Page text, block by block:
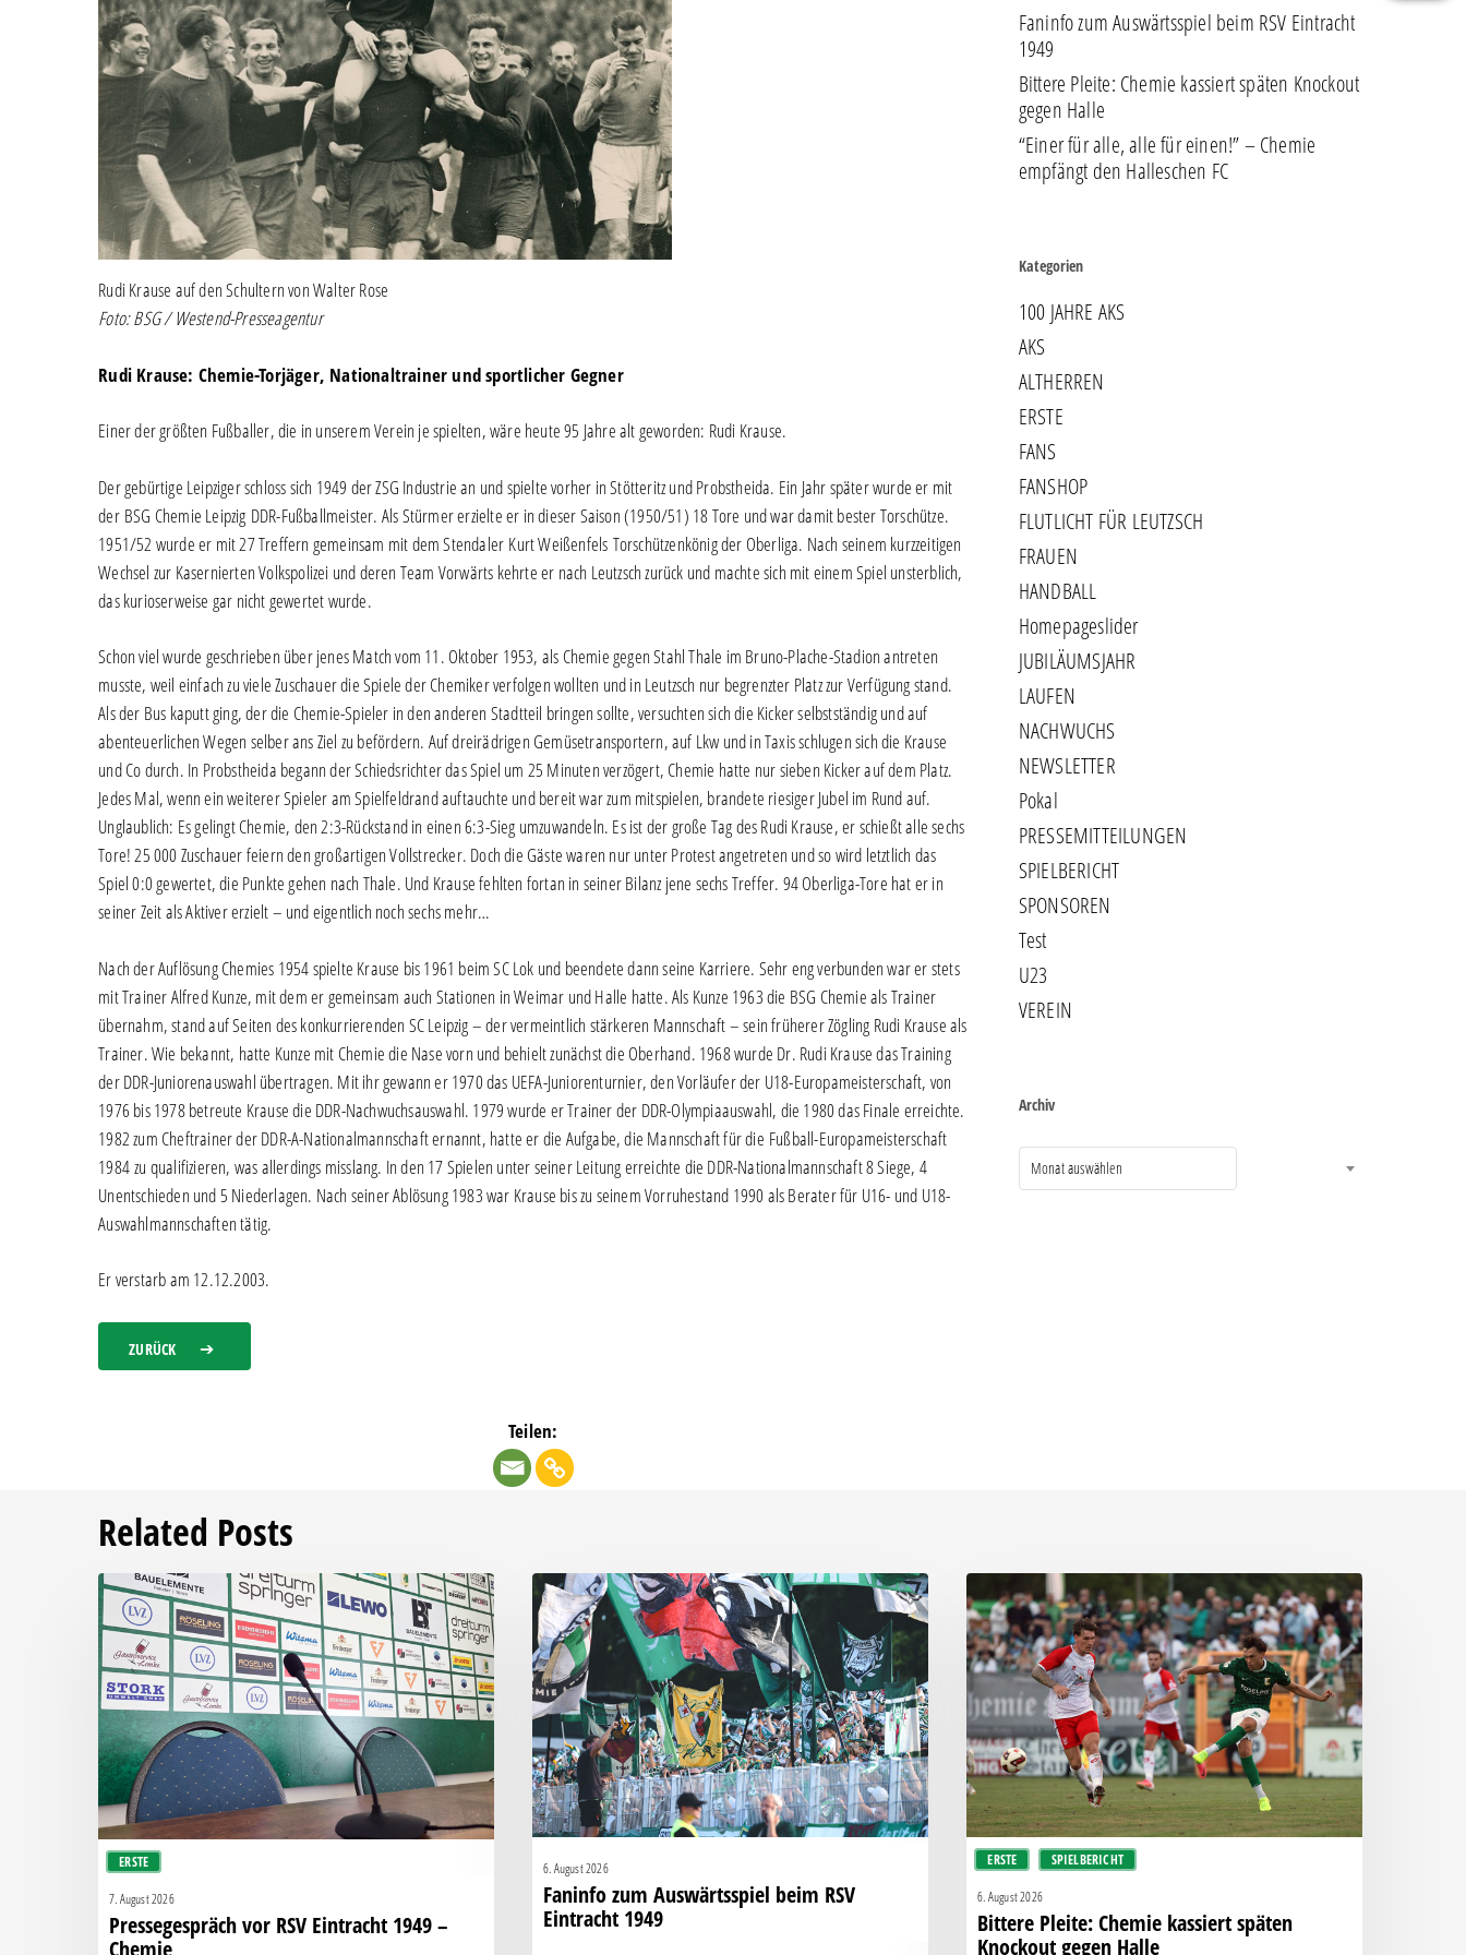
Rudi Krause auf den Schultern von Walter Rose
Foto: BSG / Westend-Presseagentur
Rudi Krause: Chemie-Torjäger, Nationaltrainer und sportlicher Gegner
Einer der größten Fußballer, die in unserem Verein je spielten, wäre heute 95 Jahre alt geworden: Rudi Krause.
Der gebürtige Leipziger schloss sich 1949 der ZSG Industrie an und spielte vorher in Stötteritz und Probstheida. Ein Jahr später wurde er mit
der BSG Chemie Leipzig DDR-Fußballmeister. Als Stürmer erzielte er in dieser Saison (1950/51) 18 Tore und war damit bester Torschütze.
1951/52 wurde er mit 27 Treffern gemeinsam mit dem Stendaler Kurt Weißenfels Torschützenkönig der Oberliga. Nach seinem kurzzeitigen
Wechsel zur Kasernierten Volkspolizei und deren Team Vorwärts kehrte er nach Leutzsch zurück und machte sich mit einem Spiel unsterblich,
das kurioserweise gar nicht gewertet wurde.
Schon viel wurde geschrieben über jenes Match vom 11. Oktober 1953, als Chemie gegen Stahl Thale im Bruno-Plache-Stadion antreten
musste, weil einfach zu viele Zuschauer die Spiele der Chemiker verfolgen wollten und in Leutzsch nur begrenzter Platz zur Verfügung stand.
Als der Bus kaputt ging, der die Chemie-Spieler in den anderen Stadtteil bringen sollte, versuchten sich die Kicker selbstständig und auf
abenteuerlichen Wegen selber ans Ziel zu befördern. Auf dreirädrigen Gemüsetransportern, auf Lkw und in Taxis schlugen sich die Krause
und Co durch. In Probstheida begann der Schiedsrichter das Spiel um 25 Minuten verzögert, Chemie hatte nur sieben Kicker auf dem Platz.
Jedes Mal, wenn ein weiterer Spieler am Spielfeldrand auftauchte und bereit war zum mitspielen, brandete riesiger Jubel im Rund auf.
Unglaublich: Es gelingt Chemie, den 2:3-Rückstand in einen 6:3-Sieg umzuwandeln. Es ist der große Tag des Rudi Krause, er schießt alle sechs
Tore! 25 000 Zuschauer feiern den großartigen Vollstrecker. Doch die Gäste waren nur unter Protest angetreten und so wird letztlich das
Spiel 0:0 gewertet, die Punkte gehen nach Thale. Und Krause fehlten fortan in seiner Bilanz jene sechs Treffer. 94 Oberliga-Tore hat er in
seiner Zeit als Aktiver erzielt – und eigentlich noch sechs mehr…
Nach der Auflösung Chemies 1954 spielte Krause bis 1961 beim SC Lok und beendete dann seine Karriere. Sehr eng verbunden war er stets
mit Trainer Alfred Kunze, mit dem er gemeinsam auch Stationen in Weimar und Halle hatte. Als Kunze 1963 die BSG Chemie als Trainer
übernahm, stand auf Seiten des konkurrierenden SC Leipzig – der vermeintlich stärkeren Mannschaft – sein früherer Zögling Rudi Krause als
Trainer. Wie bekannt, hatte Kunze mit Chemie die Nase vorn und behielt zunächst die Oberhand. 1968 wurde Dr. Rudi Krause das Training
der DDR-Juniorenauswahl übertragen. Mit ihr gewann er 1970 das UEFA-Juniorenturnier, den Vorläufer der U18-Europameisterschaft, von
1976 bis 1978 betreute Krause die DDR-Nachwuchsauswahl. 1979 wurde er Trainer der DDR-Olympiaauswahl, die 1980 das Finale erreichte.
1982 zum Cheftrainer der DDR-A-Nationalmannschaft ernannt, hatte er die Aufgabe, die Mannschaft für die Fußball-Europameisterschaft
1984 zu qualifizieren, was allerdings misslang. In den 17 Spielen unter seiner Leitung erreichte die DDR-Nationalmannschaft 8 Siege, 4
Unentschieden und 5 Niederlagen. Nach seiner Ablösung 1983 war Krause bis zu seinem Vorruhestand 1990 als Berater für U16- und U18-
Auswahlmannschaften tätig.
Er verstarb am 12.12.2003.
ZURÜCK
Teilen:
Faninfo zum Auswärtsspiel beim RSV Eintracht
1949
Bittere Pleite: Chemie kassiert späten Knockout
gegen Halle
“Einer für alle, alle für einen!” – Chemie
empfängt den Halleschen FC
Kategorien
100 JAHRE AKS
AKS
ALTHERREN
ERSTE
FANS
FANSHOP
FLUTLICHT FÜR LEUTZSCH
FRAUEN
HANDBALL
Homepageslider
JUBILÄUMSJAHR
LAUFEN
NACHWUCHS
NEWSLETTER
Pokal
PRESSEMITTEILUNGEN
SPIELBERICHT
SPONSOREN
Test
U23
VEREIN
Archiv
Monat auswählen
Related Posts
ERSTE
Pressegespräch
vor
RSV
Eintracht
1949
–
Chemie
7. August 2026
Pressegespräch vor RSV Eintracht 1949 –
Faninfo
zum
Auswärtsspiel
beim
RSV
Eintracht
1949
6. August 2026
Faninfo zum Auswärtsspiel beim RSV
Eintracht 1949
ERSTE SPIELBERICHT
Bittere
Pleite:
Chemie
kassiert
späten
Knockout
gegen
Halle
6. August 2026
Bittere Pleite: Chemie kassiert späten
Knockout gegen Halle